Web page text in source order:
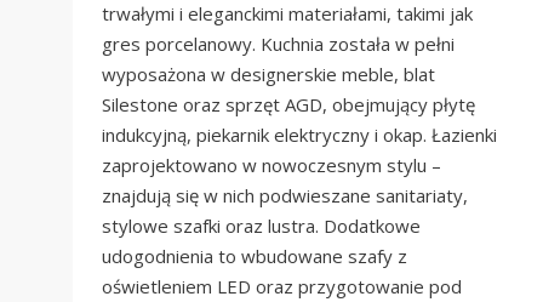
trwałymi i eleganckimi materiałami, takimi jak
gres porcelanowy. Kuchnia została w pełni
wyposażona w designerskie meble, blat
Silestone oraz sprzęt AGD, obejmujący płytę
indukcyjną, piekarnik elektryczny i okap. Łazienki
zaprojektowano w nowoczesnym stylu –
znajdują się w nich podwieszane sanitariaty,
stylowe szafki oraz lustra. Dodatkowe
udogodnienia to wbudowane szafy z
oświetleniem LED oraz przygotowanie pod